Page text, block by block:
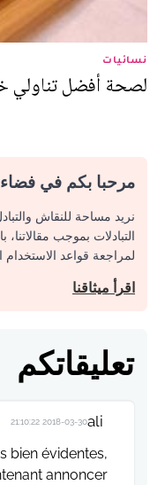
نسائيات
لصحة أفضل تناولي
مرحبا بكم في فضاء
نريد مساحة للنقاش
التبادلات بموجب
لمراجعة قواعد الاستخدام
اقرأ ميثاقنا
تعليقاتكم
ali
2018-03-30 21:10:22
bien évidentes,
annoncer